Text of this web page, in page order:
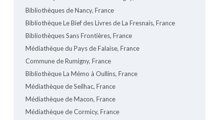
Bibliothèques de Nancy, France
Bibliothèque Le Bief des Livres de La Fresnais, France
Bibliothèques Sans Frontières, France
Médiathèque du Pays de Falaise, France
Commune de Rumigny, France
Bibliothèque La Mémo à Oullins, France
Médiathèque de Seilhac, France
Médiathèque de Macon, France
Médiathèque de Cormicy, France